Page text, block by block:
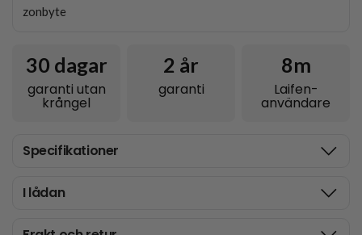
zonbyte
30 dagar
garanti utan
krångel
2 år
garanti
8m
Laifen-
användare
Specifikationer
I lådan